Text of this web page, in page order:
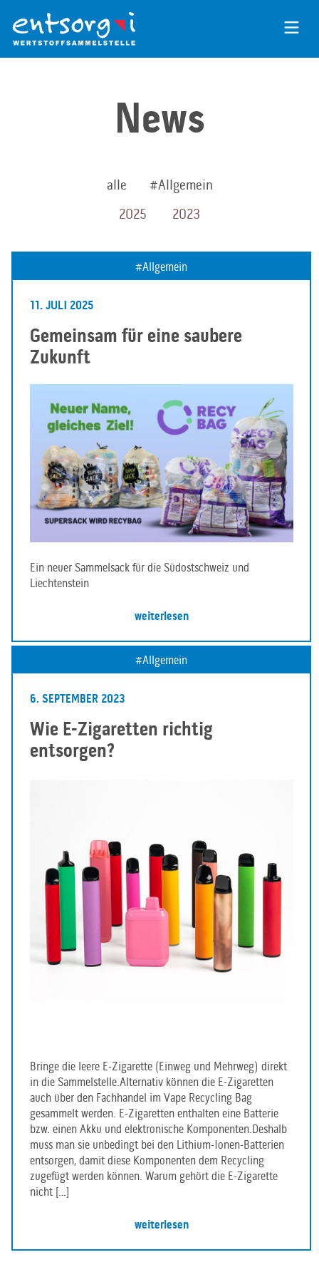
Inhalt
der
Seite
News
alle
Allgemein
2025
2023
Allgemein
Gemeinsam für eine saubere
Zukunft
11. JULI 2025
Ein neuer Sammelsack für die Südostschweiz und
Liechtenstein
weiterlesen
Allgemein
Wie E-Zigaretten richtig
entsorgen?
6. SEPTEMBER 2023
Bringe die leere E-Zigarette (Einweg und Mehrweg) direkt
in die Sammelstelle.Alternativ können die E-Zigaretten
auch über den Fachhandel im Vape Recycling Bag
gesammelt werden. E-Zigaretten enthalten eine Batterie
bzw. einen Akku und elektronische Komponenten.Deshalb
muss man sie unbedingt bei den Lithium-Ionen-Batterien
entsorgen, damit diese Komponenten dem Recycling
zugefügt werden können. Warum gehört die E-Zigarette
nicht […]
weiterlesen